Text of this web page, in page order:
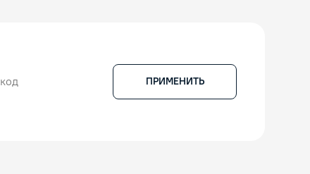
ПРИМЕНИТЬ